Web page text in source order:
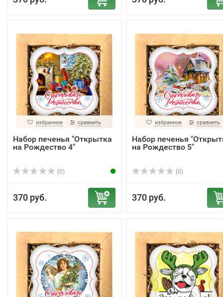
избранное сравнить
Набор печенья "Открытка
на Рождество 4"
(0)
370 руб.
избранное сравнить
Набор печенья
на Рождество 5"
(0)
370 руб.